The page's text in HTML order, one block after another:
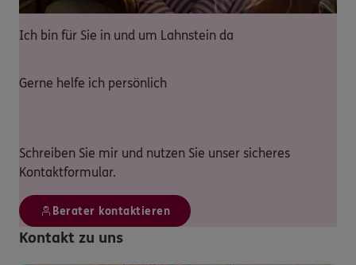
Ich bin für Sie in und um Lahnstein da
Gerne helfe ich persönlich
Schreiben Sie mir und nutzen Sie unser sicheres
Kontaktformular.
Berater kontaktieren
Kontakt zu uns